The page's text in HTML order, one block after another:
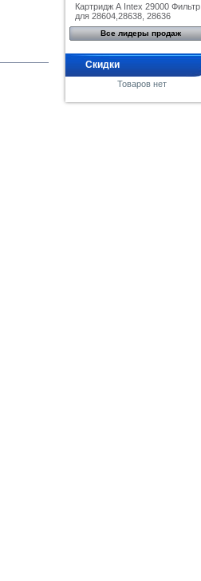
Картридж А Intex 29000 Фильтр
для 28604,28638, 28636
Все лидеры продаж
Скидки
Товаров нет